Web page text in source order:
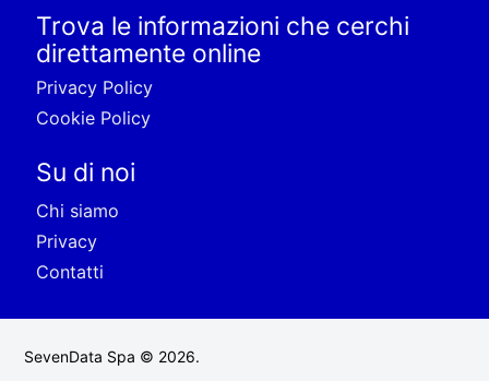
Trova le informazioni che cerchi
direttamente online
Privacy Policy
Cookie Policy
Su di noi
Chi siamo
Privacy
Contatti
SevenData Spa © 2026.